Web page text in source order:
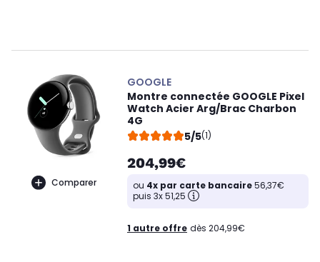
Comparer
GOOGLE
Montre connectée GOOGLE Pixel
Watch Acier Arg/Brac Charbon
4G
5/5(1)
204,99€
ou 4x par carte bancaire56,37€
puis 3x 51,25
1 autre offre dès 204,99€